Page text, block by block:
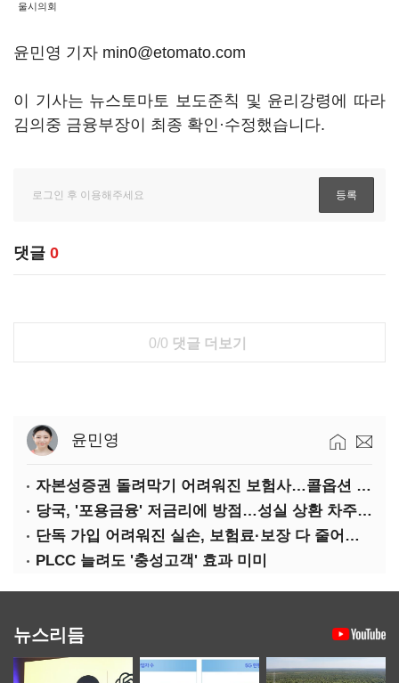
울시의회
윤민영 기자 min0@etomato.com
이 기사는 뉴스토마토 보도준칙 및 윤리강령에 따라
김의중 금융부장이 최종 확인·수정했습니다.
댓글 0
0/0 댓글 더보기
윤민영
자본성증권 돌려막기 어려워진 보험사…콜옵션 부담 급증
당국, '포용금융' 저금리에 방점…성실 상환 차주는 '역차별'
단독 가입 어려워진 실손, 보험료·보장 다 줄어든 5세대는?
PLCC 늘려도 '충성고객' 효과 미미
뉴스리듬